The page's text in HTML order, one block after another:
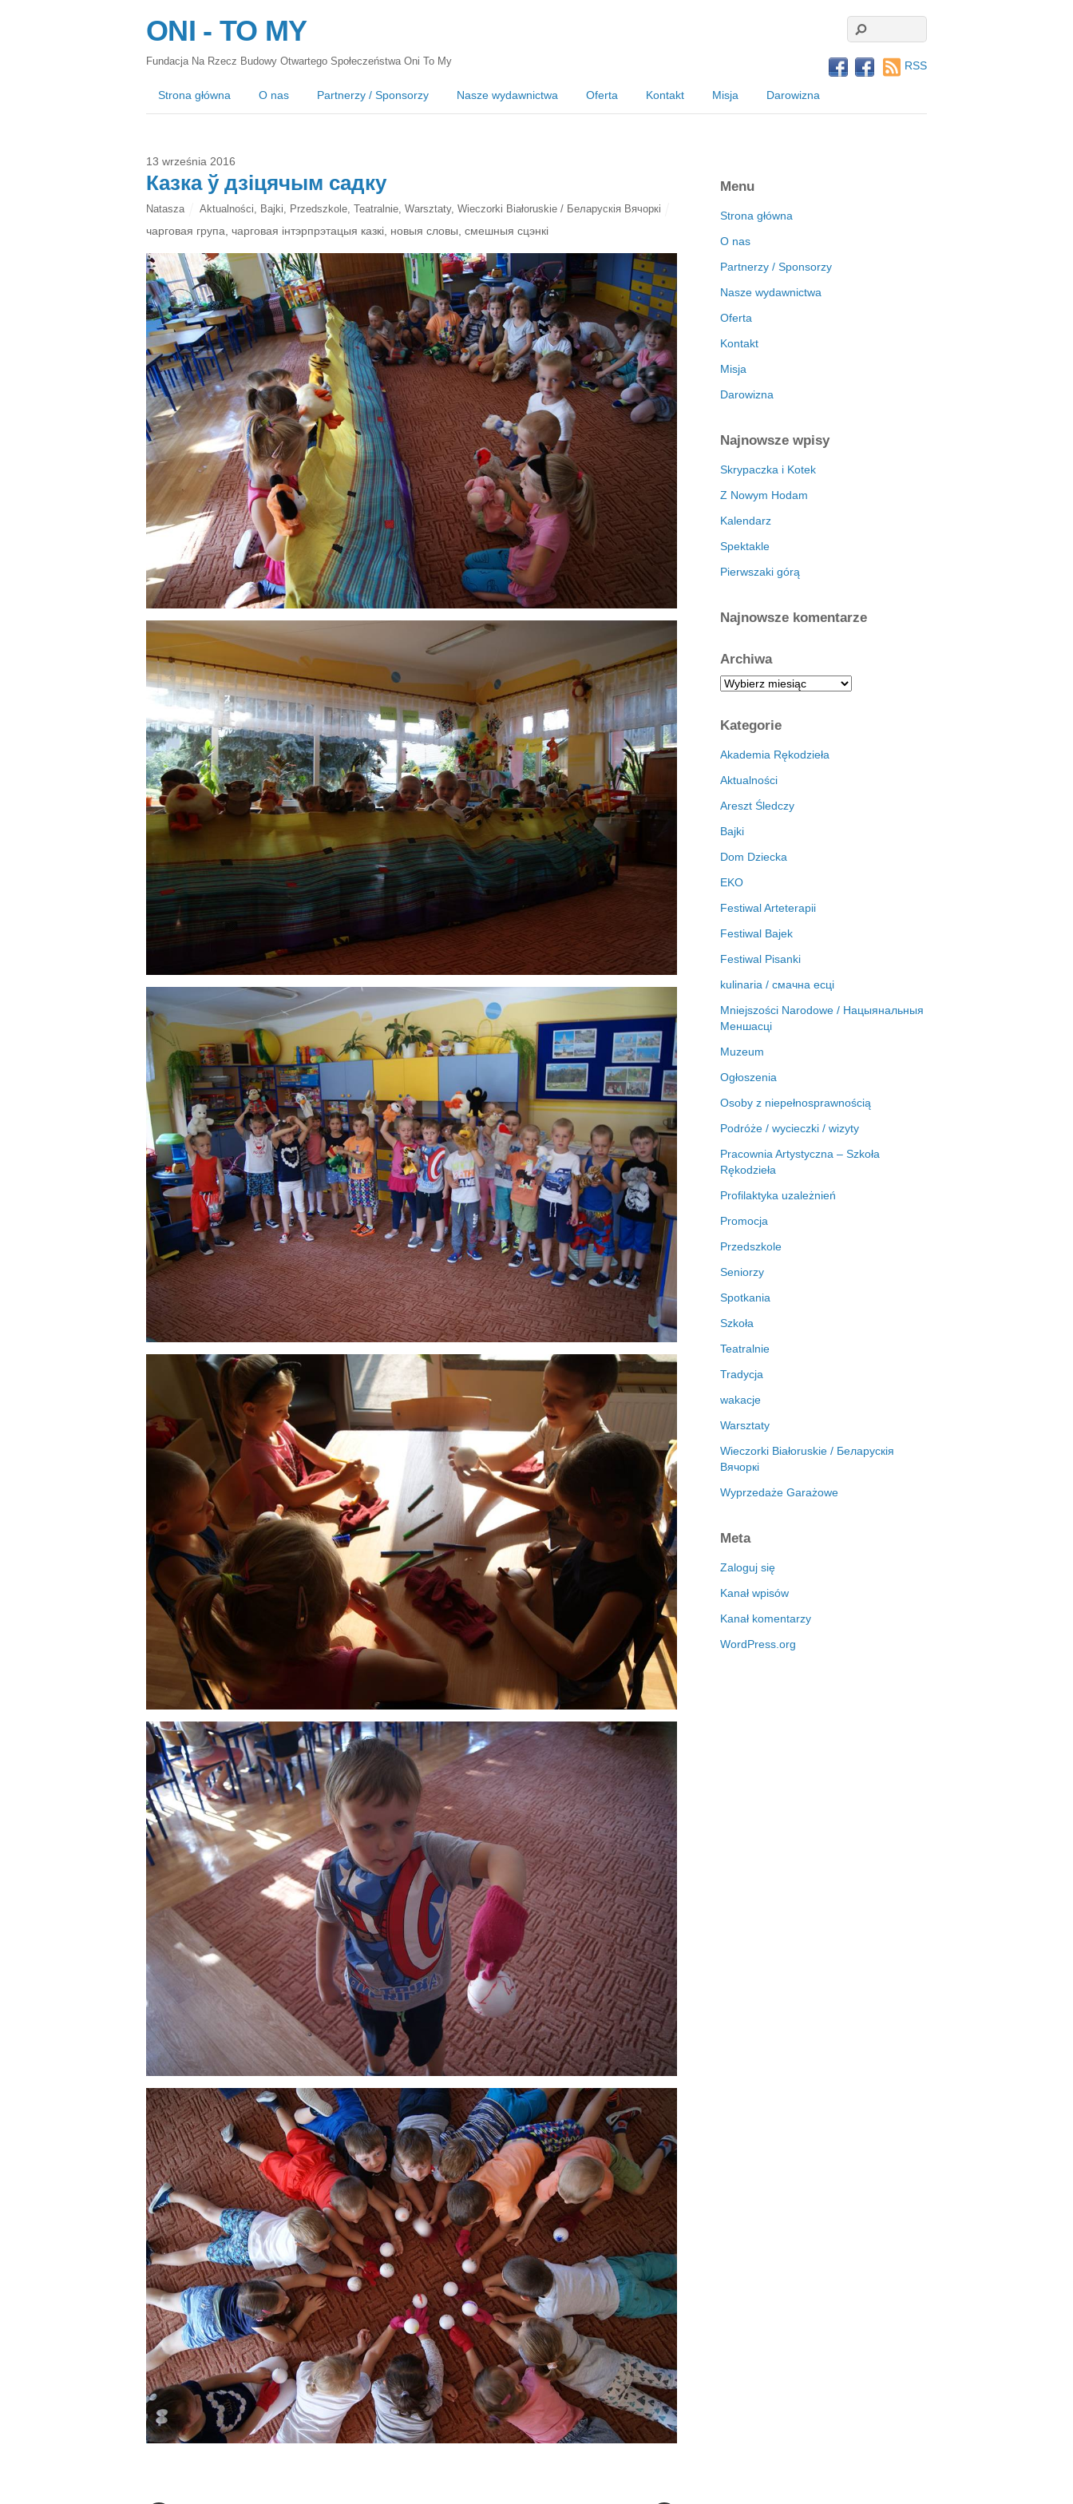
ONI - TO MY
Fundacja Na Rzecz Budowy Otwartego Społeczeństwa Oni To My
Strona główna O nas Partnerzy / Sponsorzy Nasze wydawnictwa Oferta Kontakt Misja Darowizna
RSS
13 września 2016
Казка ў дзіцячым садку
Natasza Aktualności Bajki Przedszkole, Teatralnie, Warsztaty, Wieczorki Białoruskie / Беларускія Вячоркі
чарговая група, чарговая інтэрпрэтацыя казкі, новыя словы, смешныя сцэнкі
Menu
Strona główna
O nas
Partnerzy / Sponsorzy
Nasze wydawnictwa
Oferta
Kontakt
Misja
Darowizna
Najnowsze wpisy
Skrypaczka i Kotek
Z Nowym Hodam
Kalendarz
Spektakle
Pierwszaki górą
Najnowsze komentarze
Archiwa
A
h
i
a
Kategorie
Akademia Rękodzieła
Aktualności
Areszt Śledczy
Bajki
Dom Dziecka
EKO
Festiwal Arteterapii
Festiwal Bajek
Festiwal Pisanki
kulinaria / смачна есці
Mniejszości Narodowe / Нацыянальныя
Меншасці
Muzeum
Ogłoszenia
Osoby z niepełnosprawnością
Podróże / wycieczki / wizyty
Pracownia Artystyczna – Szkoła
Rękodzieła
Profilaktyka uzależnień
Promocja
Przedszkole
Seniorzy
Spotkania
Szkoła
Teatralnie
Tradycja
wakacje
Warsztaty
Wieczorki Białoruskie / Беларускія
Вячоркі
Wyprzedaże Garażowe
Meta
Zaloguj się
Kanał wpisów
Kanał komentarzy
WordPress.org